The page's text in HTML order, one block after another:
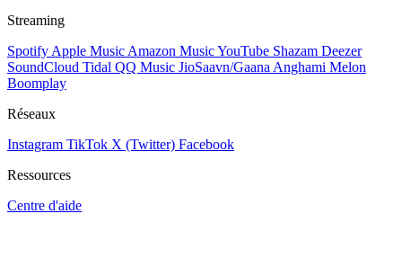
Streaming
Spotify Apple Music Amazon MusicYouTube Shazam Deezer
SoundCloud Tidal QQ Music JioSaavn/Gaana Anghami Melon
Boomplay
Réseaux
Instagram TikTok X (Twitter) Facebook
Ressources
Centre d'aide